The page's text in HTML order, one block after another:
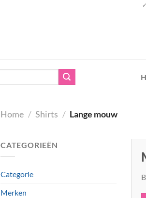
Home / Shirts / Lange mouw
CATEGORIEËN
Categorie
Merken